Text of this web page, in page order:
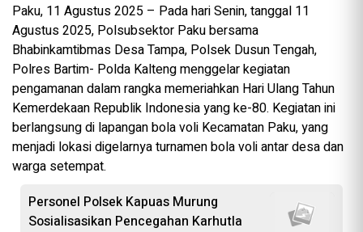
Paku, 11 Agustus 2025 – Pada hari Senin, tanggal 11
Agustus 2025, Polsubsektor Paku bersama
Bhabinkamtibmas Desa Tampa, Polsek Dusun Tengah,
Polres Bartim- Polda Kalteng menggelar kegiatan
pengamanan dalam rangka memeriahkan Hari Ulang Tahun
Kemerdekaan Republik Indonesia yang ke-80. Kegiatan ini
berlangsung di lapangan bola voli Kecamatan Paku, yang
menjadi lokasi digelarnya turnamen bola voli antar desa dan
warga setempat.
Personel Polsek Kapuas Murung
Sosialisasikan Pencegahan Karhutla